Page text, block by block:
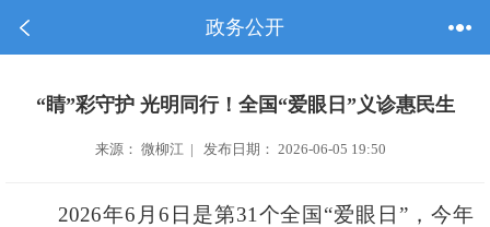
政务公开
“睛”彩守护 光明同行！全国“爱眼日”义诊惠民生
来源： 微柳江 | 发布日期： 2026-06-05 19:50
2026年6月6日是第31个全国“爱眼日”，今年